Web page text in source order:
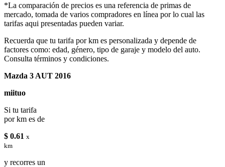
*La comparación de precios es una referencia de primas de
mercado, tomada de varios compradores en línea por lo cual las
tarifas aqui presentadas pueden variar.
Recuerda que tu tarifa por km es personalizada y depende de
factores como: edad, género, tipo de garaje y modelo del auto.
Consulta términos y condiciones.
Mazda 3 AUT 2016
miituo
Si tu tarifa
por km es de
$ 0.61 x
km
y recorres un